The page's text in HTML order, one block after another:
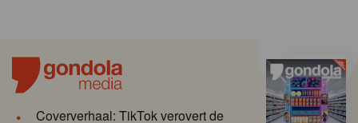
Coververhaal: TikTok verovert de